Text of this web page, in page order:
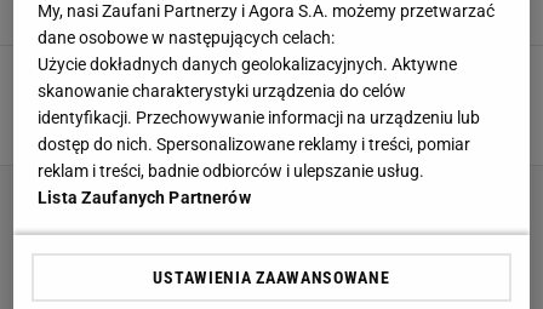
Jacek Hafka,5 SIERPNIA 2026, 12:15
Lewandowski strzelił dwa gole i dostał
pierwszą nagrodę. "Już rozświetla ligę"
Agnieszka Piskorz, 3 SIERPNIA 2026, 19:41
My, nasi Zaufani Partnerzy i Agora S.A. możemy przetwarzać
dane osobowe w następujących celach:
Użycie dokładnych danych geolokalizacyjnych. Aktywne
skanowanie charakterystyki urządzenia do celów
identyfikacji. Przechowywanie informacji na urządzeniu lub
dostęp do nich. Spersonalizowane reklamy i treści, pomiar
reklam i treści, badnie odbiorców i ulepszanie usług.
Lista Zaufanych Partnerów
USTAWIENIA ZAAWANSOWANE